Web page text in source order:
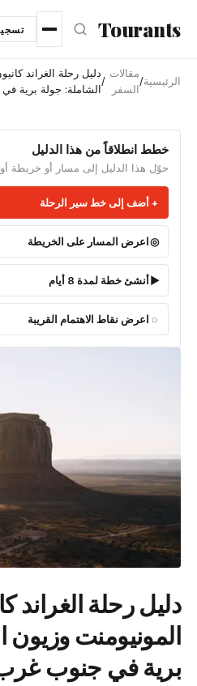
انتقل إلى المحتوى الرئيسي
Tourants
الرئيسية/
مقالات
السفر
/
دليل رحلة الغراند
الشاملة: جولة برية
خطط انطلاقاً من هذا الدليل
حوّل هذا الدليل إلى مسار أو خريطة أو
أضف إلى خط سير الرحلة
اعرض المسار على الخريطة
أنشئ خطة لمدة 8 أيام
اعرض نقاط الاهتمام القريبة
دليل رحلة الغراند
المونيومنت وزيون
برية في جنوب غرب